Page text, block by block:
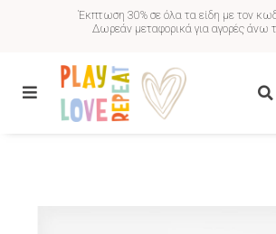
Έκπτωση 30% σε όλα τα είδη με τον
Δωρεάν μεταφορικά για αγορές άνω